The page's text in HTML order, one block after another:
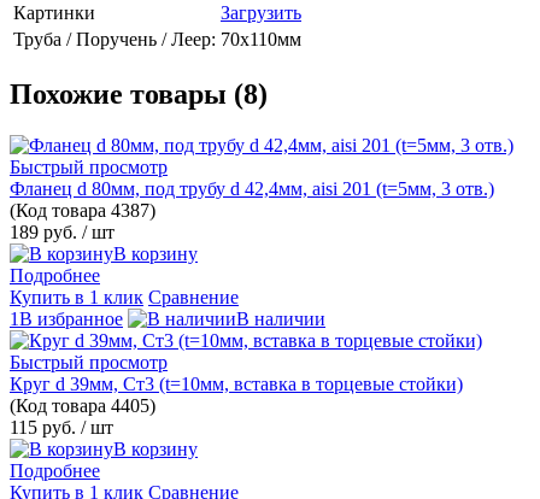
Картинки
Загрузить
Труба / Поручень / Леер: 70х110мм
Похожие товары (8)
Быстрый просмотр
Фланец d 80мм, под трубу d 42,4мм, aisi 201 (t=5мм, 3 отв.)
(Код товара 4387)
189 руб. / шт
В корзину
Подробнее
Купить в 1 клик Сравнение
1В избранное
В наличии
Быстрый просмотр
Круг d 39мм, Ст3 (t=10мм, вставка в торцевые стойки)
(Код товара 4405)
115 руб. / шт
В корзину
Подробнее
Купить в 1 клик Сравнение